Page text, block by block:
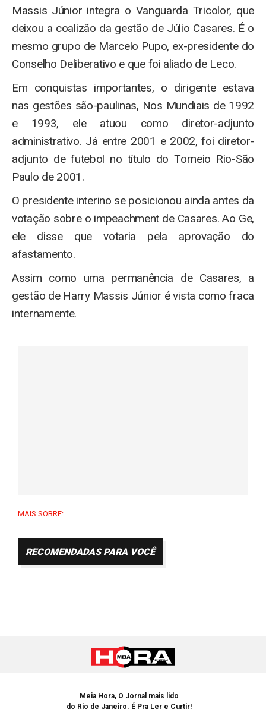
Massis Júnior integra o Vanguarda Tricolor, que
deixou a coalizão da gestão de Júlio Casares. É o
mesmo grupo de Marcelo Pupo, ex-presidente do
Conselho Deliberativo e que foi aliado de Leco.
Em conquistas importantes, o dirigente estava
nas gestões são-paulinas, Nos Mundiais de 1992
e 1993, ele atuou como diretor-adjunto
administrativo. Já entre 2001 e 2002, foi diretor-
adjunto de futebol no título do Torneio Rio-São
Paulo de 2001.
O presidente interino se posicionou ainda antes da
votação sobre o impeachment de Casares. Ao Ge,
ele disse que votaria pela aprovação do
afastamento.
Assim como uma permanência de Casares, a
gestão de Harry Massis Júnior é vista como fraca
internamente.
MAIS SOBRE:
RECOMENDADAS PARA VOCÊ
Meia Hora, O Jornal mais lido
do Rio de Janeiro. É Pra Ler e Curtir!